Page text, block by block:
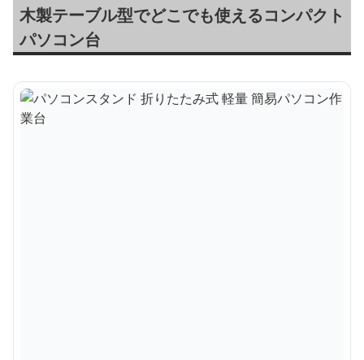
木製テーブル型でどこでも使えるコンパクト
パソコン台